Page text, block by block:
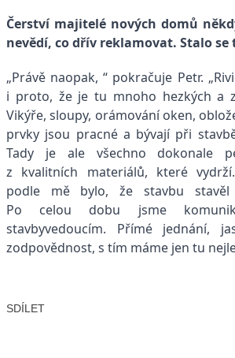
Čerství majitelé nových domů
nevědí, co dřív reklamovat. Stalo se
„Právě naopak, “ pokračuje Petr.
i proto, že je tu mnoho hezkých a
Vikýře, sloupy, orámování oken,
prvky jsou pracné a bývají při
Tady je ale všechno dokonale
z kvalitních materiálů, které
podle mě bylo, že stavbu stavěl
Po celou dobu jsme
stavbyvedoucím. Přímé jednání,
zodpovědnost, s tím máme jen tu
SDÍLET